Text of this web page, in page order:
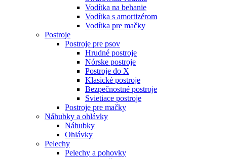
Vodítka na behanie
Vodítka s amortizérom
Vodítka pre mačky
Postroje
Postroje pre psov
Hrudné postroje
Nórske postroje
Postroje do X
Klasické postroje
Bezpečnostné postroje
Svietiace postroje
Postroje pre mačky
Náhubky a ohlávky
Náhubky
Ohlávky
Pelechy
Pelechy a pohovky